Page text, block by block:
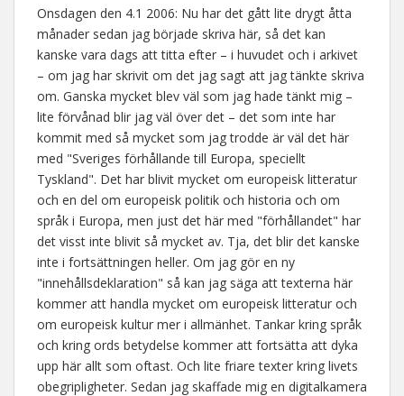
Onsdagen den 4.1 2006: Nu har det gått lite drygt åtta
månader sedan jag började skriva här, så det kan
kanske vara dags att titta efter – i huvudet och i arkivet
– om jag har skrivit om det jag sagt att jag tänkte skriva
om. Ganska mycket blev väl som jag hade tänkt mig –
lite förvånad blir jag väl över det – det som inte har
kommit med så mycket som jag trodde är väl det här
med "Sveriges förhållande till Europa, speciellt
Tyskland". Det har blivit mycket om europeisk litteratur
och en del om europeisk politik och historia och om
språk i Europa, men just det här med "förhållandet" har
det visst inte blivit så mycket av. Tja, det blir det kanske
inte i fortsättningen heller. Om jag gör en ny
"innehållsdeklaration" så kan jag säga att texterna här
kommer att handla mycket om europeisk litteratur och
om europeisk kultur mer i allmänhet. Tankar kring språk
och kring ords betydelse kommer att fortsätta att dyka
upp här allt som oftast. Och lite friare texter kring livets
obegripligheter. Sedan jag skaffade mig en digitalkamera